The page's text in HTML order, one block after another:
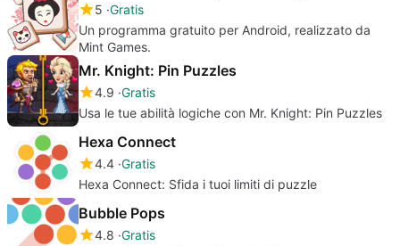
5 Gratis
Un programma gratuito per Android, realizzato da
Mint Games.
Mr. Knight: Pin Puzzles
4.9 Gratis
Usa le tue abilità logiche con Mr. Knight: Pin Puzzles
Hexa Connect
4.4 Gratis
Hexa Connect: Sfida i tuoi limiti di puzzle
Bubble Pops
4.8 Gratis